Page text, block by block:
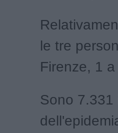
le tre
Firenze, 1
Sono 7.331